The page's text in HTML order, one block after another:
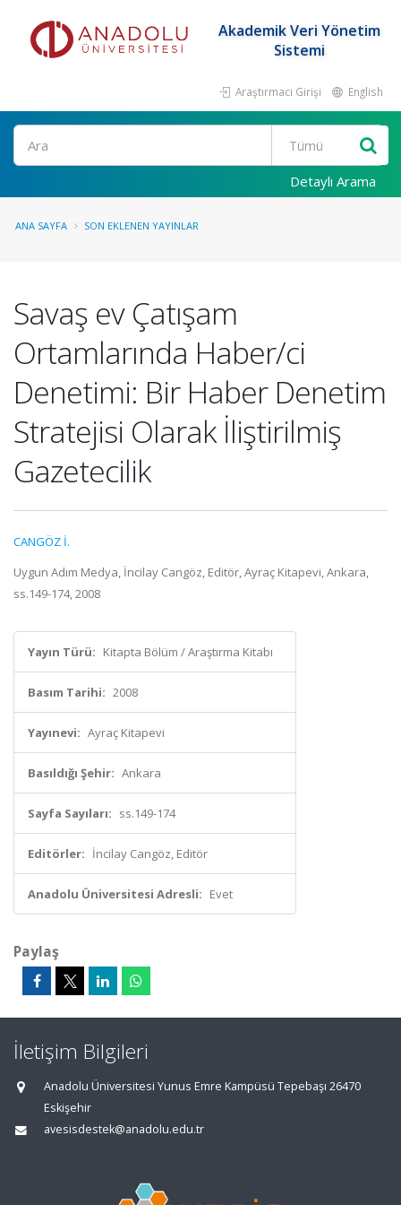
Akademik Veri Yönetim
Sistemi
Araştırmacı Girişi English
Ara
Detaylı Arama
ANA SAYFA SON EKLENEN YAYINLAR
Savaş ev Çatışam
Ortamlarında Haber/ci
Denetimi: Bir Haber Denetim
Stratejisi Olarak İliştirilmiş
Gazetecilik
CANGÖZ İ.
Uygun Adım Medya, İncilay Cangöz, Editör, Ayraç Kitapevi, Ankara,
ss.149-174, 2008
Yayın Türü: Kitapta Bölüm / Araştırma Kitabı
Basım Tarihi: 2008
Yayınevi: Ayraç Kitapevi
Basıldığı Şehir: Ankara
Sayfa Sayıları: ss.149-174
Editörler: İncilay Cangöz, Editör
Anadolu Üniversitesi Adresli: Evet
Paylaş
İletişim Bilgileri
Anadolu Üniversitesi Yunus Emre Kampüsü Tepebaşı 26470
Eskişehir
avesisdestek@anadolu.edu.tr